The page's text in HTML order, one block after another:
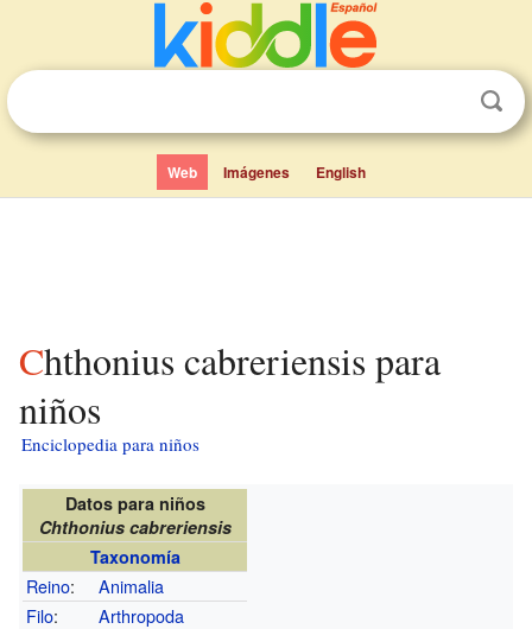
Web Imágenes English
Chthonius cabreriensis para
niños
Enciclopedia para niños
Datos para niños
Chthonius cabreriensis
Taxonomía
Reino:
Animalia
Filo:
Arthropoda